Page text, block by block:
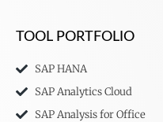
TOOL PORTFOLIO
SAP HANA
SAP Analytics Cloud
SAP Analysis for Office